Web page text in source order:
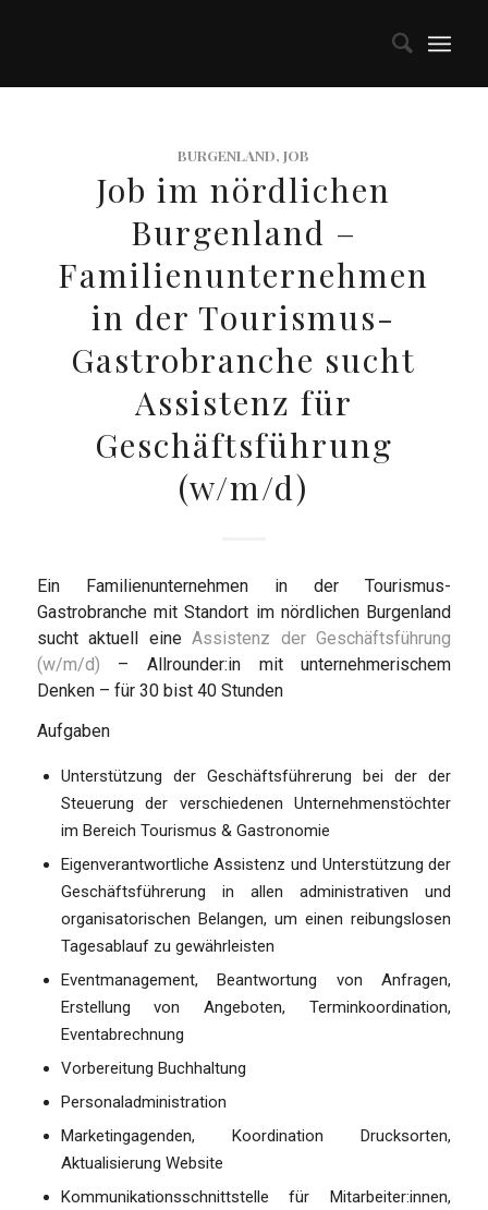
BURGENLAND,JOB
Job im nördlichen
Burgenland –
Familienunternehmen
in der Tourismus-
Gastrobranche sucht
Assistenz für
Geschäftsführung
(w/m/d)
Ein Familienunternehmen in der Tourismus-
Gastrobranche mit Standort im nördlichen Burgenland
sucht aktuell eineAssistenz der Geschäftsführung
(w/m/d) – Allrounder:in mit unternehmerischem
Denken – für 30 bist 40 Stunden
Aufgaben
Unterstützung der Geschäftsführerung bei der der
Steuerung der verschiedenen Unternehmenstöchter
im Bereich Tourismus & Gastronomie
Eigenverantwortliche Assistenz und Unterstützung der
Geschäftsführerung in allen administrativen und
organisatorischen Belangen, um einen reibungslosen
Tagesablauf zu gewährleisten
Eventmanagement, Beantwortung von Anfragen,
Erstellung von Angeboten, Terminkoordination,
Eventabrechnung
Vorbereitung Buchhaltung
Personaladministration
Marketingagenden, Koordination Drucksorten,
Aktualisierung Website
Kommunikationsschnittstelle für Mitarbeiter:innen,